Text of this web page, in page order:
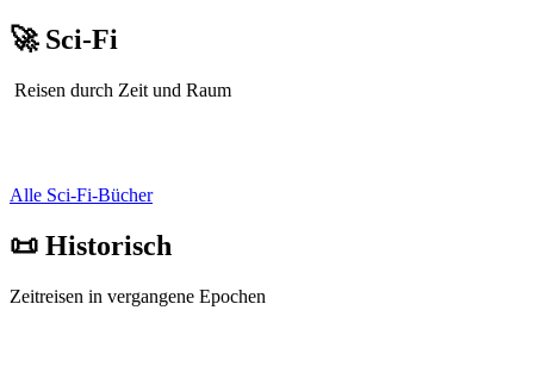
🚀 Sci-Fi
Reisen durch Zeit und Raum
Alle Sci-Fi-Bücher
📜 Historisch
Zeitreisen in vergangene Epochen